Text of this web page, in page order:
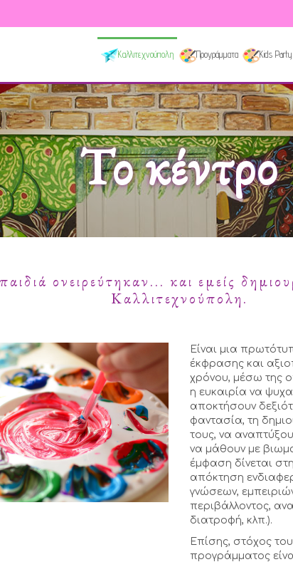
Καλλιτεχνούπολη Προγράμματα Kids Party
Το κέντρο
ονειρεύτηκαν... και εμείς
Καλλιτεχνούπολη.
Είναι μια
έκφρασης και
χρόνου, μέσω της
η ευκαιρία να
αποκτήσουν
φαντασία, τη
τους, να
να μάθουν με
έμφαση δίνεται
απόκτηση
γνώσεων,
περιβάλλοντος,
διατροφή, κλπ.).
Επίσης, στόχος
προγράμματος